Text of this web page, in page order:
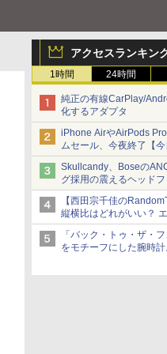
アクセスランキン
1時間 24時間
純正の有線CarPlay/
化するアダプタ
iPhone AirやAirPods
ムセール、今夜終了【
品】
Skullcandy、Boseの
グ採用の震えるヘッド
ANC」
【西田宗千佳の
縦横比はどれがいい？
サムスン新「Galaxy Z
「バック・トゥ・ザ・
をモチーフにした腕時